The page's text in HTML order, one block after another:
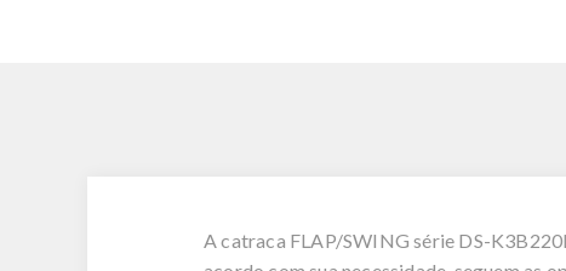
A catraca FLAP/SWING série DS-